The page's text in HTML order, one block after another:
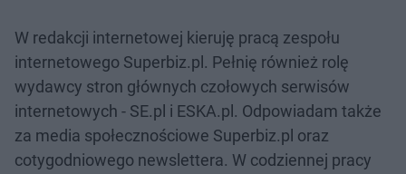
W redakcji internetowej kieruję pracą zespołu
internetowego Superbiz.pl. Pełnię również rolę
wydawcy stron głównych czołowych serwisów
internetowych - SE.pl i ESKA.pl. Odpowiadam także
za media społecznościowe Superbiz.pl oraz
cotygodniowego newslettera. W codziennej pracy